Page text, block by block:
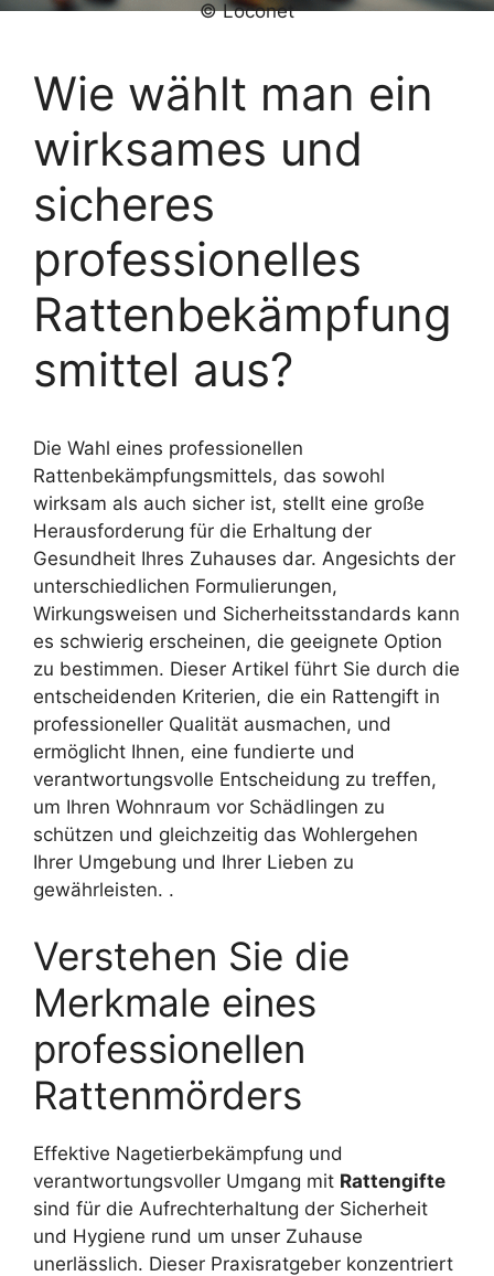
© Loconet
Wie wählt man ein
wirksames und
sicheres
professionelles
Rattenbekämpfung
smittel aus?
Die Wahl eines professionellen
Rattenbekämpfungsmittels, das sowohl
wirksam als auch sicher ist, stellt eine große
Herausforderung für die Erhaltung der
Gesundheit Ihres Zuhauses dar. Angesichts der
unterschiedlichen Formulierungen,
Wirkungsweisen und Sicherheitsstandards kann
es schwierig erscheinen, die geeignete Option
zu bestimmen. Dieser Artikel führt Sie durch die
entscheidenden Kriterien, die ein Rattengift in
professioneller Qualität ausmachen, und
ermöglicht Ihnen, eine fundierte und
verantwortungsvolle Entscheidung zu treffen,
um Ihren Wohnraum vor Schädlingen zu
schützen und gleichzeitig das Wohlergehen
Ihrer Umgebung und Ihrer Lieben zu
gewährleisten. .
Verstehen Sie die
Merkmale eines
professionellen
Rattenmörders
Effektive Nagetierbekämpfung und
verantwortungsvoller Umgang mit Rattengifte
sind für die Aufrechterhaltung der Sicherheit
und Hygiene rund um unser Zuhause
unerlässlich. Dieser Praxisratgeber konzentriert